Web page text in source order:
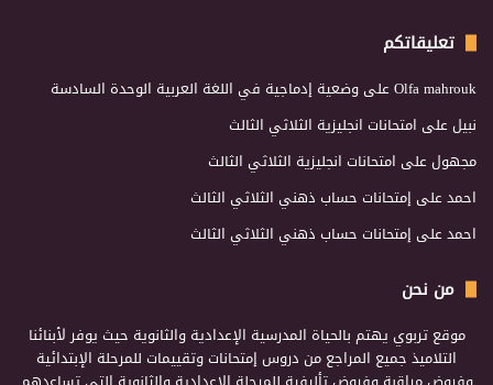
تعليقاتكم
Olfa mahroukعلى وضعية إدماجية في اللغة العربية الوحدة السادسة
نبيلعلى امتحانات انجليزية الثلاثي الثالث
مجهولعلى امتحانات انجليزية الثلاثي الثالث
احمدعلى إمتحانات حساب ذهني الثلاثي الثالث
احمدعلى إمتحانات حساب ذهني الثلاثي الثالث
من نحن
موقع تربوي يهتم بالحياة المدرسية الإعدادية والثانوية حيث يوفر لأبنائنا
التلاميذ جميع المراجع من دروس إمتحانات وتقييمات للمرحلة الإبتدائية